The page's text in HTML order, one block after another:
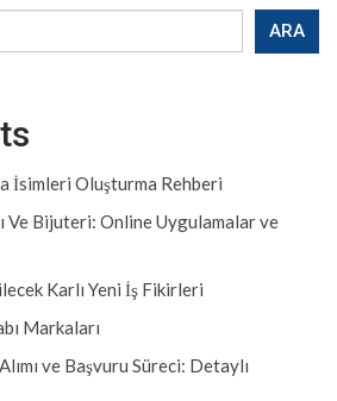
ARA
İsimleri Oluşturma Rehberi
Ve Bijuteri: Online Uygulamalar ve
Karlı Yeni İş Fikirleri
Markaları
ve Başvuru Süreci: Detaylı